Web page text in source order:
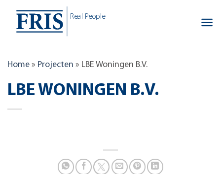
content
Real People
Home » Projecten » LBE Woningen B.V.
LBE WONINGEN B.V.